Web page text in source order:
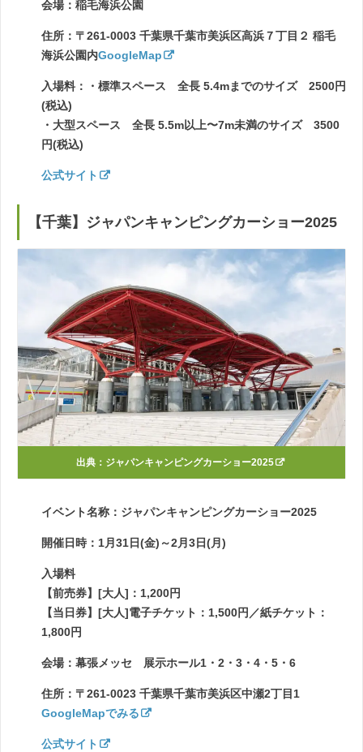
会場：稲毛海浜公園
住所：〒261-0003 千葉県千葉市美浜区高浜７丁目２ 稲毛
海浜公園内GoogleMap
入場料：・標準スペース 全長 5.4mまでのサイズ 2500円
(税込)
・大型スペース 全長 5.5m以上〜7m未満のサイズ 3500
円(税込)
公式サイト
【千葉】ジャパンキャンピングカーショー2025
出典： ジャパンキャンピングカーショー2025
イベント名称：ジャパンキャンピングカーショー2025
開催日時：1月31日(金)～2月3日(月)
入場料
【前売券】[大人]：1,200円
【当日券】[大人]電子チケット：1,500円／紙チケット：
1,800円
会場：幕張メッセ 展示ホール1・2・3・4・5・6
住所：〒261-0023 千葉県千葉市美浜区中瀬2丁目1
GoogleMapでみる
公式サイト